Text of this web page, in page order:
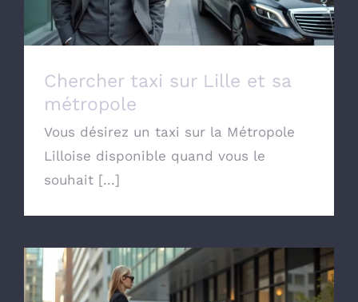
Chercher taxi sur Lille et sa
métropole
Vous désirez un taxi sur la Métropole
Lilloise disponible quand vous le
souhait [...]